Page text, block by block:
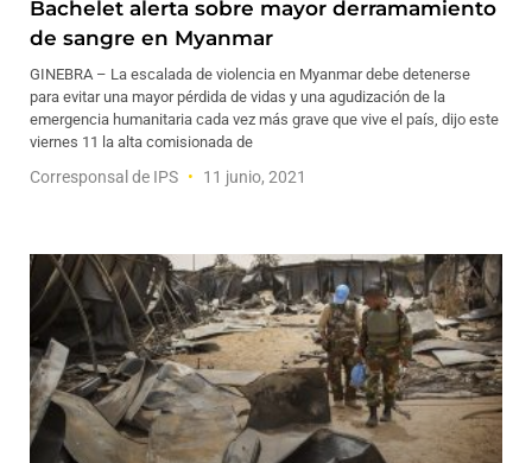
Bachelet alerta sobre mayor derramamiento
de sangre en Myanmar
GINEBRA – La escalada de violencia en Myanmar debe detenerse
para evitar una mayor pérdida de vidas y una agudización de la
emergencia humanitaria cada vez más grave que vive el país, dijo este
viernes 11 la alta comisionada de
Corresponsal de IPS 11 junio, 2021